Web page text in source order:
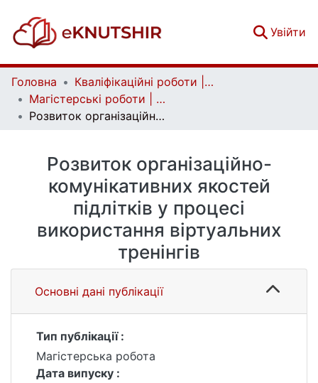
Увійти
Головна
Кваліфікаційні роботи | Qualifying works
Магістерські роботи | Master's theses
Розвиток організаційно-комунікативних якостей підлітків у процесі використання віртуальних тренінгів
Розвиток організаційно-
комунікативних якостей
підлітків у процесі
використання віртуальних
тренінгів
Основні дані публікації
Тип публікації :
Магістерська робота
Дата випуску :